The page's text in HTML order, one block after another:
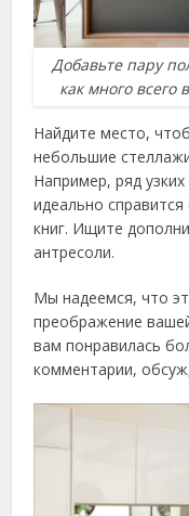
Добавьте пару
как много
Найдите место,
небольшие
Например, ряд
идеально
книг. Ищите
антресоли.
Мы надеемся, что
преображение
вам понравилась
комментарии,